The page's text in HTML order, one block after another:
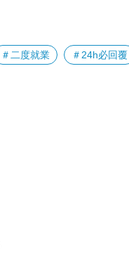
＃二度就業 ＃24h必回覆